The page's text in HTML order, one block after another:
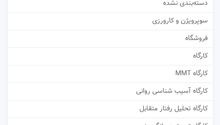
دسته‌بندی نشده
سوپرویژن و کارورزی
فروشگاه
کارگاه
کارگاه MMT
کارگاه آسیب شناسی روانی
کارگاه تحلیل رفتار متقابل